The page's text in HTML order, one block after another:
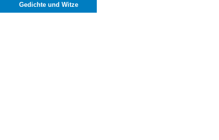
Gedichte und Witze